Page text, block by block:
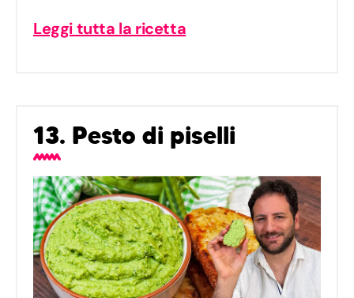
Leggi tutta la ricetta
13. Pesto di piselli